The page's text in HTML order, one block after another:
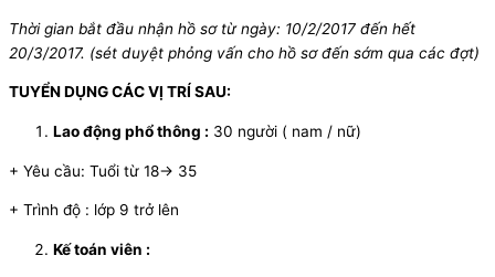
Thời gian bắt đầu nhận hồ sơ từ ngày: 10/2/2017 đến hết
20/3/2017. (sét duyệt phỏng vấn cho hồ sơ đến sớm qua các đợt)
TUYỂN DỤNG CÁC VỊ TRÍ SAU:
Lao động phổ thông : 30 người ( nam / nữ)
+ Yêu cầu: Tuổi từ 18-> 35
+ Trình độ : lớp 9 trở lên
Kế toán viên :